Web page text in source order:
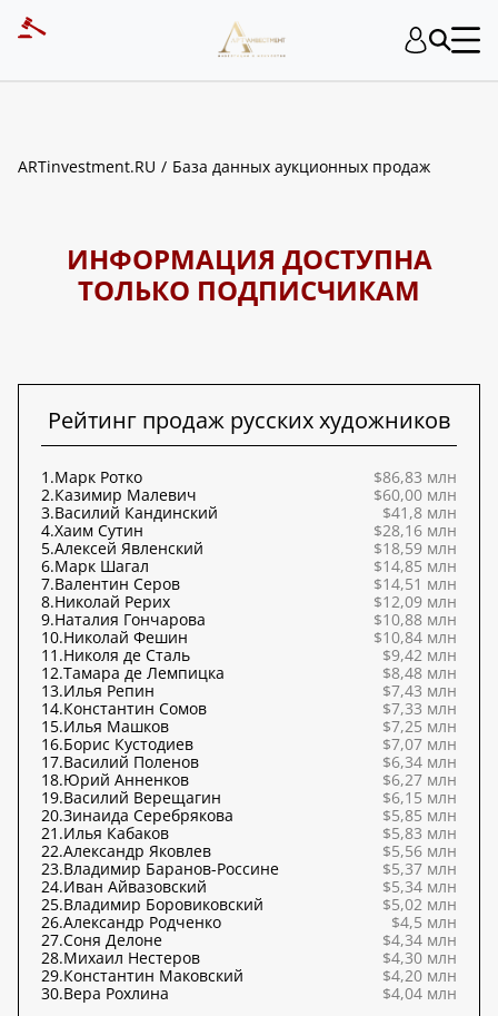
ARTinvestment.RU База данных аукционных продаж
ИНФОРМАЦИЯ ДОСТУПНА
ТОЛЬКО ПОДПИСЧИКАМ
Рейтинг продаж русских художников
1.Марк Ротко
$86,83 млн
2.Казимир Малевич
$60,00 млн
3.Василий Кандинский
$41,8 млн
4.Хаим Сутин
$28,16 млн
5.Алексей Явленский
$18,59 млн
6.Марк Шагал
$14,85 млн
7.Валентин Серов
$14,51 млн
8.Николай Рерих
$12,09 млн
9.Наталия Гончарова
$10,88 млн
10.Николай Фешин
$10,84 млн
11.Николя де Сталь
$9,42 млн
12.Тамара де Лемпицка
$8,48 млн
13.Илья Репин
$7,43 млн
14.Константин Сомов
$7,33 млн
15.Илья Машков
$7,25 млн
16.Борис Кустодиев
$7,07 млн
17.Василий Поленов
$6,34 млн
18.Юрий Анненков
$6,27 млн
19.Василий Верещагин
$6,15 млн
20.Зинаида Серебрякова
$5,85 млн
21.Илья Кабаков
$5,83 млн
22.Александр Яковлев
$5,56 млн
23.Владимир Баранов-Россине
$5,37 млн
24.Иван Айвазовский
$5,34 млн
25.Владимир Боровиковский
$5,02 млн
26.Александр Родченко
$4,5 млн
27.Соня Делоне
$4,34 млн
28.Михаил Нестеров
$4,30 млн
29.Константин Маковский
$4,20 млн
30.Вера Рохлина $4,04 млн